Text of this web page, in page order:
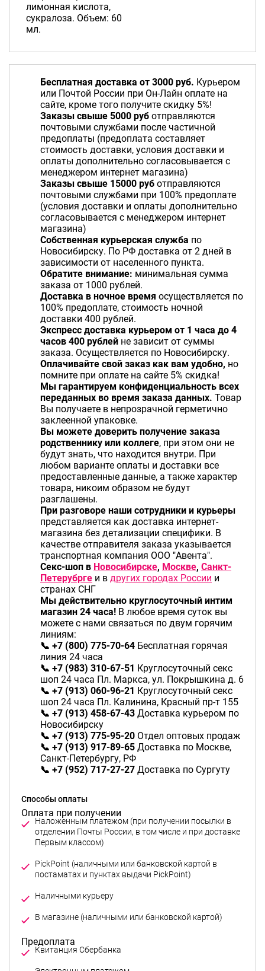
лимонная кислота,
сукралоза. Объем: 60
мл.
Бесплатная доставка от 3000 руб. Курьером
или Почтой России при Он-Лайн оплате на
сайте, кроме того получите скидку 5%!
Заказы свыше 5000 руб отправляются
почтовыми службами после частичной
предоплаты (предоплата составляет
стоимость доставки, условия доставки и
оплаты дополнительно согласовывается с
менеджером интернет магазина)
Заказы свыше 15000 руб отправляются
почтовыми службами при 100% предоплате
(условия доставки и оплаты дополнительно
согласовывается с менеджером интернет
магазина)
Собственная курьерская служба по
Новосибирску. По РФ доставка от 2 дней в
зависимости от населенного пункта.
Обратите внимание: минимальная сумма
заказа от 1000 рублей.
Доставка в ночное время осуществляется по
100% предоплате, стоимость ночной
доставки 400 рублей.
Экспресс доставка курьером от 1 часа до 4
часов 400 рублей не зависит от суммы
заказа. Осуществляется по Новосибирску.
Оплачивайте свой заказ как вам удобно, но
помните при оплате на сайте 5% скидка!
Мы гарантируем конфиденциальность всех
переданных во время заказа данных. Товар
Вы получаете в непрозрачной герметично
заклеенной упаковке.
Вы можете доверить получение заказа
родственнику или коллеге, при этом они не
будут знать, что находится внутри. При
любом варианте оплаты и доставки все
предоставленные данные, а также характер
товара, никоим образом не будут
разглашены.
При разговоре наши сотрудники и курьеры
представляется как доставка интернет-
магазина без детализации специфики. В
качестве отправителя заказа указывается
транспортная компания ООО "Авента".
Секс-шоп в Новосибирске, Москве, Санкт-
Петерубрге и в других городах России и
странах СНГ
Мы действительно круглосуточный интим
магазин 24 часа! В любое время суток вы
можете с нами связаться по двум горячим
линиям:
📞 +7 (800) 775-70-64 Бесплатная горячая
линия 24 часа
📞 +7 (983) 310-67-51 Круглосуточный секс
шоп 24 часа Пл. Маркса, ул. Покрышкина д. 6
📞 +7 (913) 060-96-21 Круглосуточный секс
шоп 24 часа Пл. Калинина, Красный пр-т 155
📞 +7 (913) 458-67-43 Доставка курьером по
Новосибирску
📞 +7 (913) 775-95-20 Отдел оптовых продаж
📞 +7 (913) 917-89-65 Доставка по Москве,
Санкт-Петербургу, РФ
📞 +7 (952) 717-27-27 Доставка по Сургуту
Способы оплаты
Оплата при получении
Предоплата